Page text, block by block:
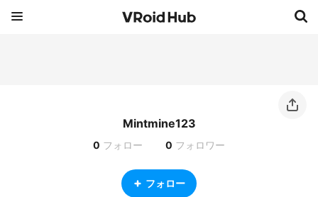
Mintmine123
0 フォロー 0 フォロワー
フォロー